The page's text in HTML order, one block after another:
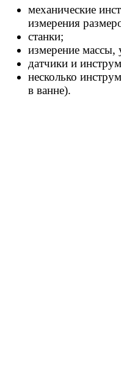
механические
измерения
станки;
измерение массы,
датчики и
несколько
в ванне).